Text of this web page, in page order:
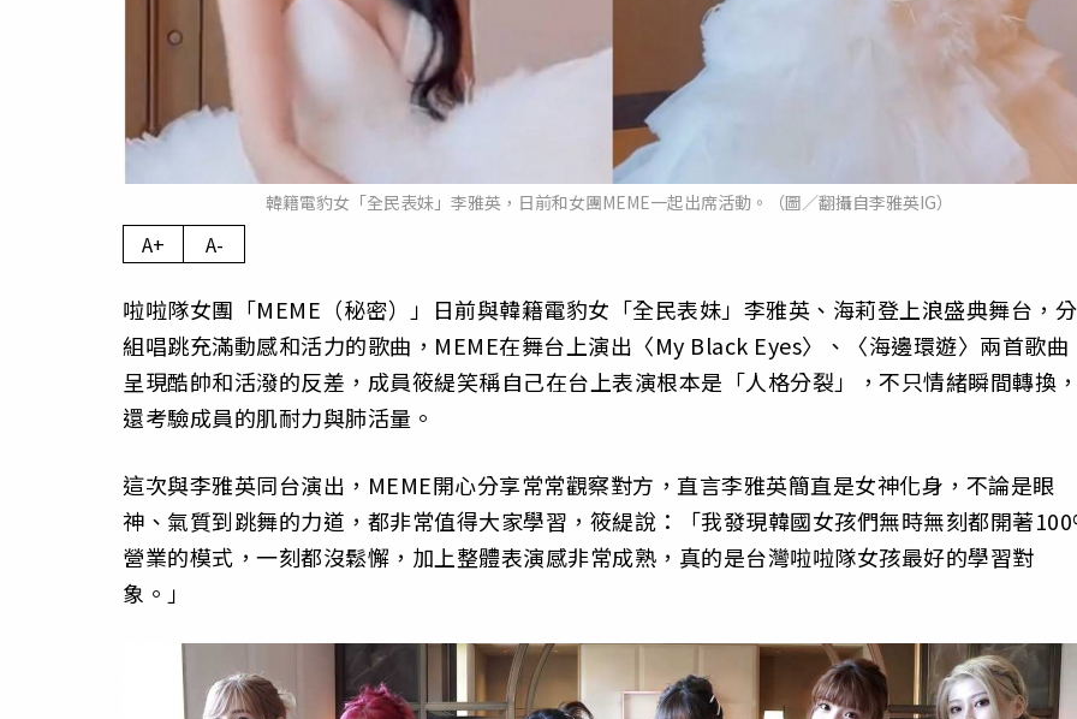
韓籍電豹女「全民表妹」李雅英，日前和女團MEME一起出席活動。（圖／翻攝自李雅英IG）
A+ A-
啦啦隊女團「MEME（秘密）」日前與韓籍電豹女「全民表妹」李雅英、海莉登上浪盛典舞台，分
組唱跳充滿動感和活力的歌曲，MEME在舞台上演出〈My Black Eyes〉、〈海邊環遊〉兩首歌曲
呈現酷帥和活潑的反差，成員筱緹笑稱自己在台上表演根本是「人格分裂」，不只情緒瞬間轉換
還考驗成員的肌耐力與肺活量。
這次與李雅英同台演出，MEME開心分享常常觀察對方，直言李雅英簡直是女神化身，不論是眼
神、氣質到跳舞的力道，都非常值得大家學習，筱緹說：「我發現韓國女孩們無時無刻都開著
營業的模式，一刻都沒鬆懈，加上整體表演感非常成熟，真的是台灣啦啦隊女孩最好的學習對
象。」